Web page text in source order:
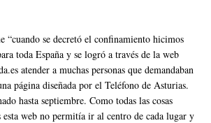
“cuando se decretó el confinamiento hicimos
toda España y se logró a través de la web
atender a muchas personas que demandaban
página diseñada por el Teléfono de Asturias.
hasta septiembre. Como todas las cosas
web no permitía ir al centro de cada lugar y